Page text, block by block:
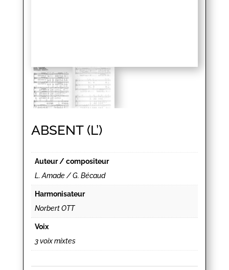
ABSENT (L’)
Auteur / compositeur
L. Amade / G. Bécaud
Harmonisateur
Norbert OTT
Voix
3 voix mixtes